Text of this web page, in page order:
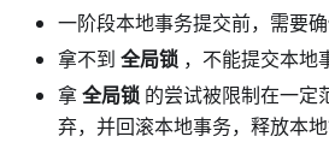
一阶段本地事务提交前，需要
拿不到 全局锁 ，不能提交本地
拿全局锁 的尝试被限制在一定
弃，并回滚本地事务，释放本地